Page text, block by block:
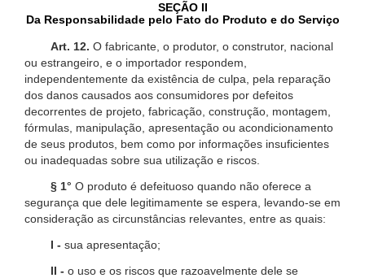
SEÇÃO II
Da Responsabilidade pelo Fato do Produto e do Serviço
Art. 12. O fabricante, o produtor, o construtor, nacional
ou estrangeiro, e o importador respondem,
independentemente da existência de culpa, pela reparação
dos danos causados aos consumidores por defeitos
decorrentes de projeto, fabricação, construção, montagem,
fórmulas, manipulação, apresentação ou acondicionamento
de seus produtos, bem como por informações insuficientes
ou inadequadas sobre sua utilização e riscos.
§ 1° O produto é defeituoso quando não oferece a
segurança que dele legitimamente se espera, levando-se em
consideração as circunstâncias relevantes, entre as quais:
I - sua apresentação;
II - o uso e os riscos que razoavelmente dele se